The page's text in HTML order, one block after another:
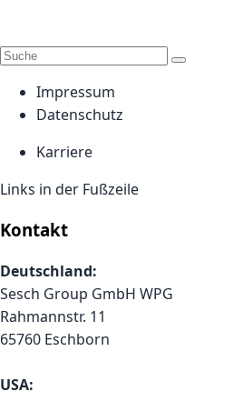
Impressum
Datenschutz
Karriere
Links in der Fußzeile
Kontakt
Deutschland:
Sesch Group GmbH WPG
Rahmannstr. 11
65760 Eschborn
USA: